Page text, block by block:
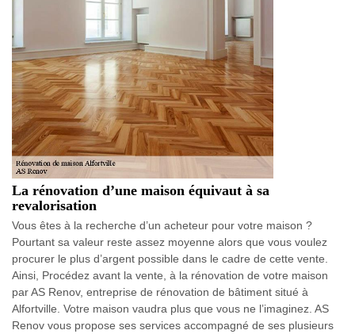
La rénovation d’une maison équivaut à sa
revalorisation
Vous êtes à la recherche d’un acheteur pour votre maison ?
Pourtant sa valeur reste assez moyenne alors que vous voulez
procurer le plus d’argent possible dans le cadre de cette vente.
Ainsi, Procédez avant la vente, à la rénovation de votre maison
par AS Renov, entreprise de rénovation de bâtiment situé à
Alfortville. Votre maison vaudra plus que vous ne l’imaginez. AS
Renov vous propose ses services accompagné de ses plusieurs